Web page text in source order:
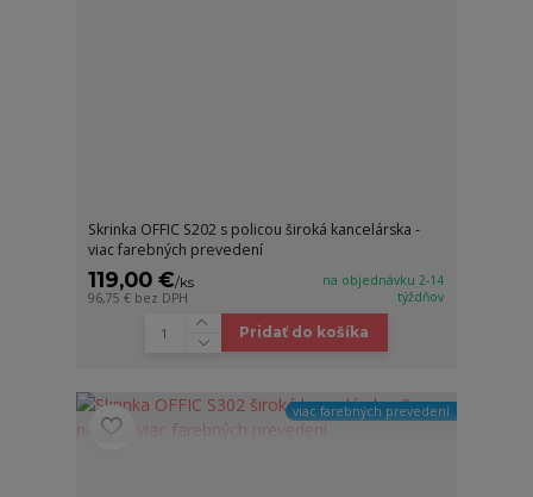
Skrinka OFFIC S202 s policou široká kancelárska -
viac farebných prevedení
119,00 €/ks
96,75 € bez DPH
na objednávku 2-14
týždňov
Pridať do košíka
viac farebných prevedení